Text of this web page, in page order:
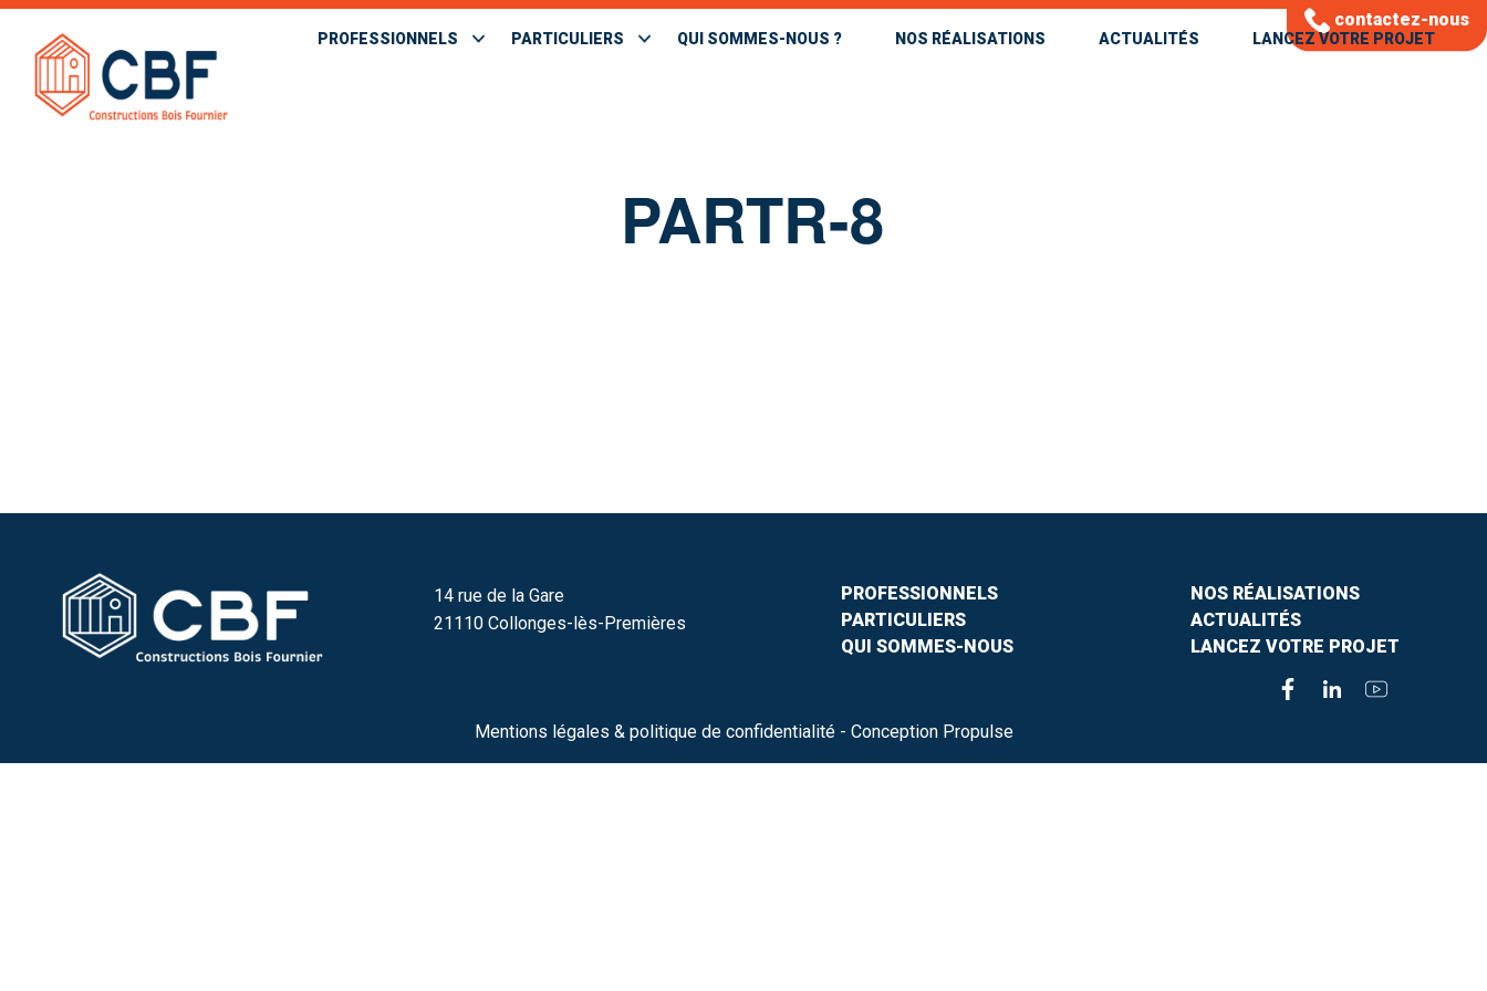
contactez-nous
PROFESSIONNELS PARTICULIERS QUI SOMMES-NOUS ? NOS RÉALISATIONS ACTUALITÉS LANCEZ VOTRE PROJET
PARTR-8
14 rue de la Gare
21110 Collonges-lès-Premières
PROFESSIONNELS
PARTICULIERS
QUI SOMMES-NOUS
NOS RÉALISATIONS
ACTUALITÉS
LANCEZ VOTRE PROJET
Mentions légales & politique de confidentialité - Conception Propulse